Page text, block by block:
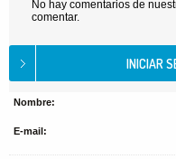
No hay comentarios de
comentar.
Nombre:
E-mail: